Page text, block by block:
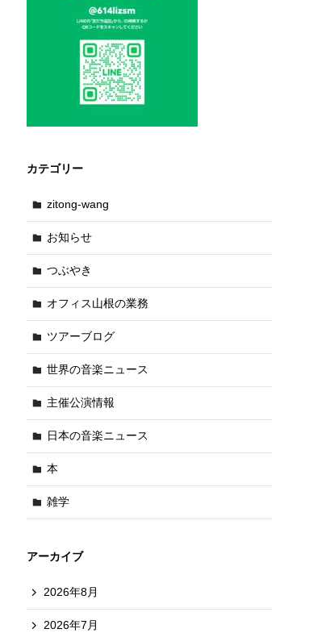
カテゴリー
zitong-wang
お知らせ
つぶやき
オフィス山根の業務
ツアーブログ
世界の音楽ニュース
主催公演情報
日本の音楽ニュース
本
雑学
アーカイブ
2026年8月
2026年7月